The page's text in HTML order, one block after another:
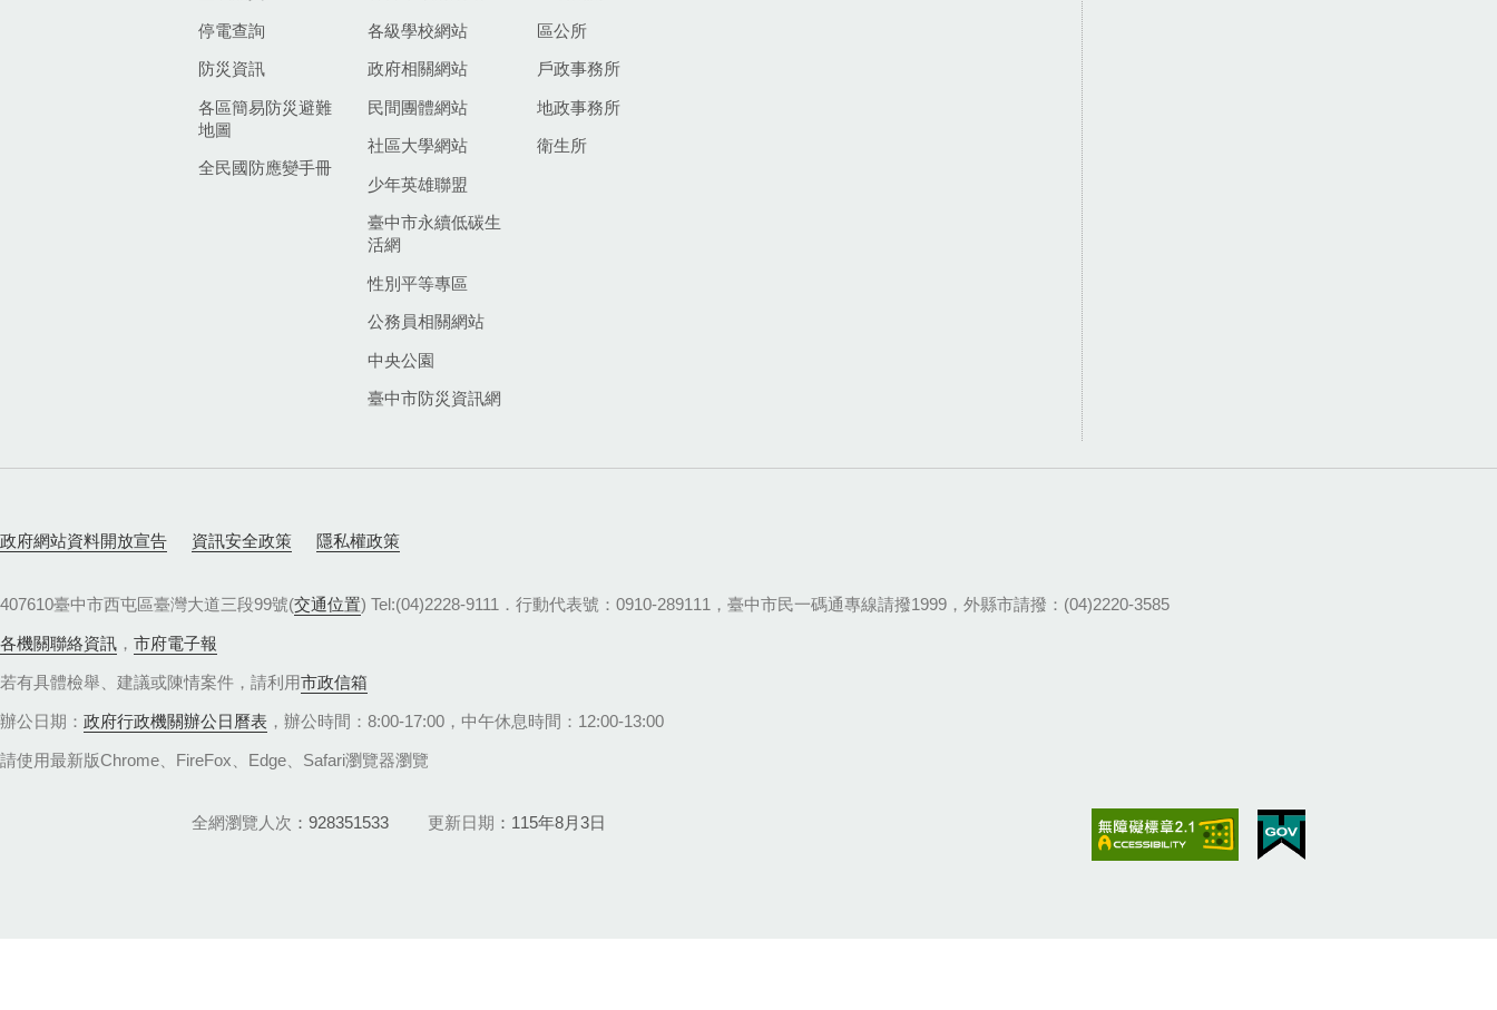
停電查詢
防災資訊
各區簡易防災避難
地圖
全民國防應變手冊
各級學校網站
政府相關網站
民間團體網站
社區大學網站
少年英雄聯盟
臺中市永續低碳生
活網
性別平等專區
公務員相關網站
中央公園
臺中市防災資訊網
區公所
戶政事務所
地政事務所
衛生所
政府網站資料開放宣告 資訊安全政策 隱私權政策
407610臺中市西屯區臺灣大道三段99號(交通位置) Tel:(04)2228-9111．行動代表號：0910-289111，臺中市民一碼通專線請撥1999，外縣市請撥：(04)2220-3585
各機關聯絡資訊 ， 市府電子報
若有具體檢舉、建議或陳情案件，請利用市政信箱
辦公日期： 政府行政機關辦公日曆表 ，辦公時間：8:00-17:00，中午休息時間：12:00-13:00
請使用最新版Chrome、FireFox、Edge、Safari瀏覽器瀏覽
全網瀏覽人次 928351533 更新日期 115年8月3日